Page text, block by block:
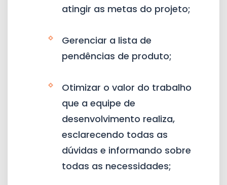
atingir as metas do projeto;
Gerenciar a lista de
pendências de produto;
Otimizar o valor do trabalho
que a equipe de
desenvolvimento realiza,
esclarecendo todas as
dúvidas e informando sobre
todas as necessidades;